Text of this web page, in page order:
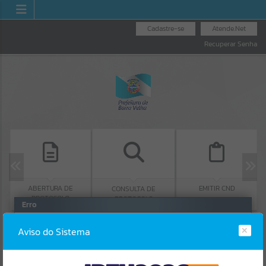
Atende.Net
Cadastre-se
Recuperar Senha
ABERTURA DE
PROTOCOLO
CONSULTA DE
PROTOCOLO
EMITIR CND
Aviso do Sistema
Erro
Gerenciamento do Sistema